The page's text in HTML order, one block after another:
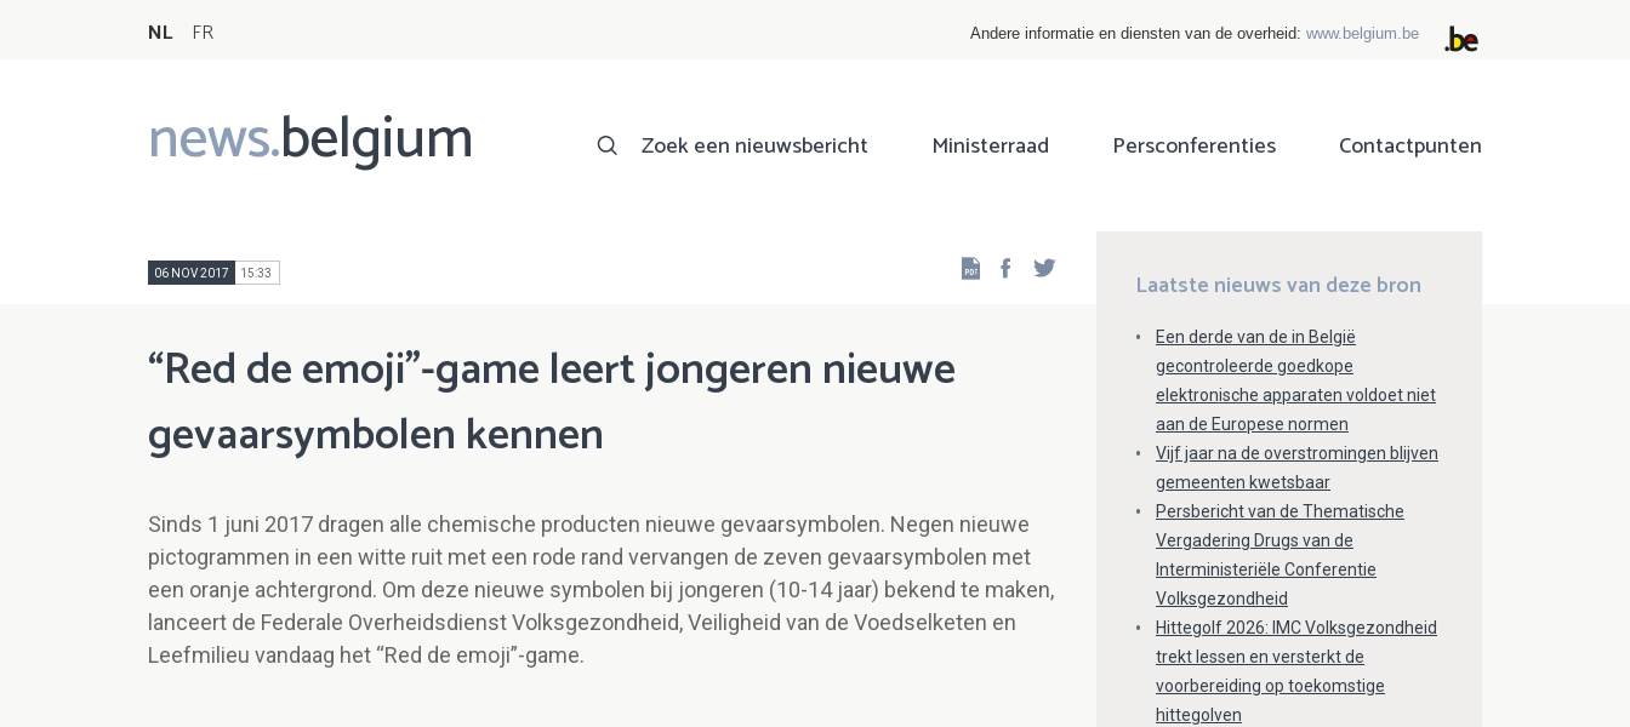
NL FR Andere informatie en diensten van de overheid: www.belgium.be
news.belgium
Main
navigation
Zoek een nieuwsbericht Ministerraad Persconferenties Contactpunten
06 NOV 2017 15:33 Facebook
“Red de emoji”-game leert jongeren nieuwe
gevaarsymbolen kennen
Sinds 1 juni 2017 dragen alle chemische producten nieuwe gevaarsymbolen. Negen nieuwe
pictogrammen in een witte ruit met een rode rand vervangen de zeven gevaarsymbolen met
een oranje achtergrond. Om deze nieuwe symbolen bij jongeren (10-14 jaar) bekend te maken,
lanceert de Federale Overheidsdienst Volksgezondheid, Veiligheid van de Voedselketen en
Leefmilieu vandaag het “Red de emoji”-game.
Laatste nieuws van deze bron
Een derde van de in België
gecontroleerde goedkope
elektronische apparaten voldoet niet
aan de Europese normen
Vijf jaar na de overstromingen blijven
gemeenten kwetsbaar
Persbericht van de Thematische
Vergadering Drugs van de
Interministeriële Conferentie
Volksgezondheid
Hittegolf 2026: IMC Volksgezondheid
trekt lessen en versterkt de
voorbereiding op toekomstige
hittegolven